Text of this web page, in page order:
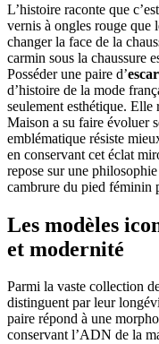
L’histoire raconte que
vernis à ongles rouge que
changer la face de la
carmin sous la chaussure
Posséder une paire d’
d’histoire de la mode
seulement esthétique.
Maison a su faire évoluer
emblématique résiste
en conservant cet éclat
repose sur une
cambrure du pied féminin
Les modèles
et modernité
Parmi la vaste collection
distinguent par leur
paire répond à une
conservant l’ADN de la